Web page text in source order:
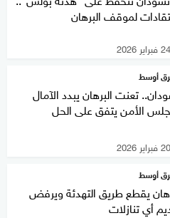
لموقف البرهان
24 فبراير 2026
أوسط
تعنت البرهان يبدد الآمال
الأمن يتفق على الحل
20 فبراير 2026
أوسط
يقطع طريق التهدئة ويرفض
أي تنازلات